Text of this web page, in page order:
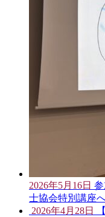
2026年5月16日
士協会特別講座
2026年4月28日